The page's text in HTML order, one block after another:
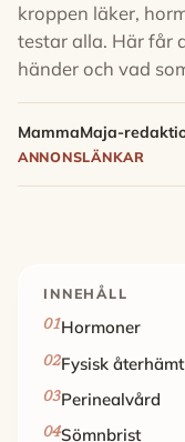
kroppen läker,
testar alla. Här får
händer och vad
MammaMaja-
ANNONSLÄNKAR
INNEHÅLL
Hormoner
Fysisk
Perinealvård
Sömnbrist